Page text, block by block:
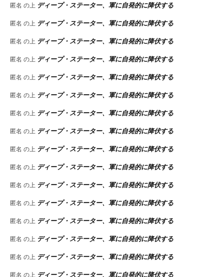
匿名 の上 ディープ・ステーター、軍に自発的に降伏する
匿名 の上 ディープ・ステーター、軍に自発的に降伏する
匿名 の上 ディープ・ステーター、軍に自発的に降伏する
匿名 の上 ディープ・ステーター、軍に自発的に降伏する
匿名 の上 ディープ・ステーター、軍に自発的に降伏する
匿名 の上 ディープ・ステーター、軍に自発的に降伏する
匿名 の上 ディープ・ステーター、軍に自発的に降伏する
匿名 の上 ディープ・ステーター、軍に自発的に降伏する
匿名 の上 ディープ・ステーター、軍に自発的に降伏する
匿名 の上 ディープ・ステーター、軍に自発的に降伏する
匿名 の上 ディープ・ステーター、軍に自発的に降伏する
匿名 の上 ディープ・ステーター、軍に自発的に降伏する
匿名 の上 ディープ・ステーター、軍に自発的に降伏する
匿名 の上 ディープ・ステーター、軍に自発的に降伏する
匿名 の上 ディープ・ステーター、軍に自発的に降伏する
匿名 の上 ディープ・ステーター、軍に自発的に降伏する